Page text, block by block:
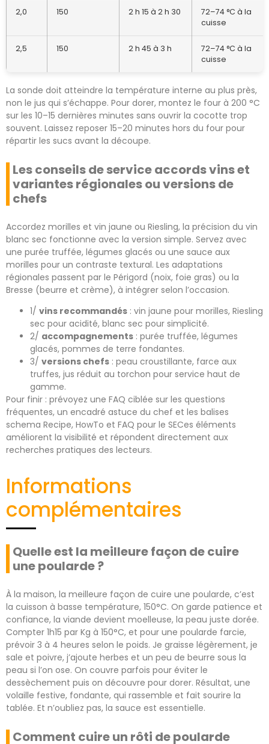
2,0 150 2 h 15 à 2 h 30
72–74 °C à la
cuisse
2,5 150 2 h 45 à 3 h
72–74 °C à la
cuisse
La sonde doit atteindre la température interne au plus près,
non le jus qui s’échappe. Pour dorer, montez le four à 200 °C
sur les 10–15 dernières minutes sans ouvrir la cocotte trop
souvent. Laissez reposer 15–20 minutes hors du four pour
répartir les sucs avant la découpe.
Les conseils de service accords vins et
variantes régionales ou versions de
chefs
Accordez morilles et vin jaune ou Riesling, la précision du vin
blanc sec fonctionne avec la version simple. Servez avec
une purée truffée, légumes glacés ou une sauce aux
morilles pour un contraste textural. Les adaptations
régionales passent par le Périgord (noix, foie gras) ou la
Bresse (beurre et crème), à intégrer selon l’occasion.
1/ vins recommandés : vin jaune pour morilles, Riesling
sec pour acidité, blanc sec pour simplicité.
2/ accompagnements : purée truffée, légumes
glacés, pommes de terre fondantes.
3/ versions chefs : peau croustillante, farce aux
truffes, jus réduit au torchon pour service haut de
gamme.
Pour finir : prévoyez une FAQ ciblée sur les questions
fréquentes, un encadré astuce du chef et les balises
schema Recipe, HowTo et FAQ pour le SECes éléments
améliorent la visibilité et répondent directement aux
recherches pratiques des lecteurs.
Informations
complémentaires
Quelle est la meilleure façon de cuire
une poularde ?
À la maison, la meilleure façon de cuire une poularde, c’est
la cuisson à basse température, 150°C. On garde patience et
confiance, la viande devient moelleuse, la peau juste dorée.
Compter 1h15 par Kg à 150°C, et pour une poularde farcie,
prévoir 3 à 4 heures selon le poids. Je graisse légèrement, je
sale et poivre, j’ajoute herbes et un peu de beurre sous la
peau si l’on ose. On couvre parfois pour éviter le
dessèchement puis on découvre pour dorer. Résultat, une
volaille festive, fondante, qui rassemble et fait sourire la
tablée. Et n’oubliez pas, la sauce est essentielle.
Comment cuire un rôti de poularde